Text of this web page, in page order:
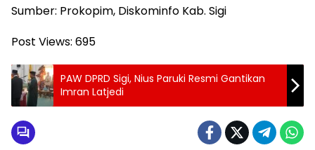
Sumber: Prokopim, Diskominfo Kab. Sigi
Post Views: 695
PAW DPRD Sigi, Nius Paruki Resmi Gantikan
Imran Latjedi